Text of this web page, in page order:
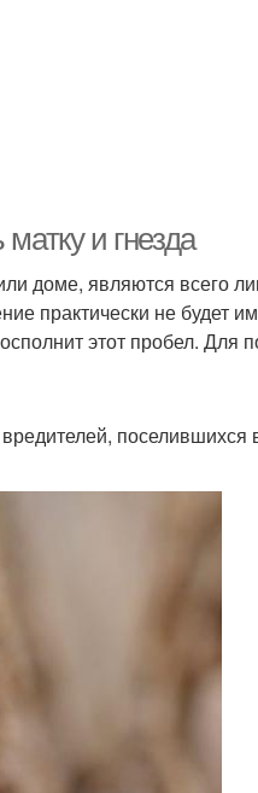
и гнезда
доме, являются всего
практически не будет
этот пробел. Для